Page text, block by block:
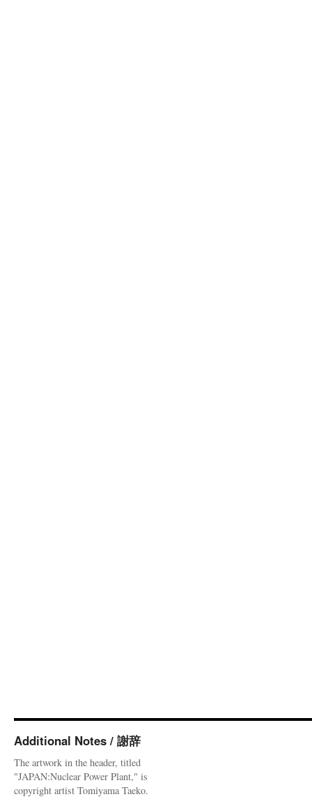
Additional Notes / 謝辞
The artwork in the header, titled
"JAPAN:Nuclear Power Plant," is
copyright artist Tomiyama Taeko.